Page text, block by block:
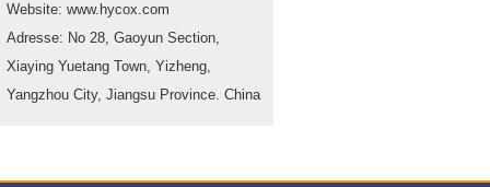
Website: www.hycox.com
Adresse: No 28, Gaoyun Section,
Xiaying Yuetang Town, Yizheng,
Yangzhou City, Jiangsu Province. China